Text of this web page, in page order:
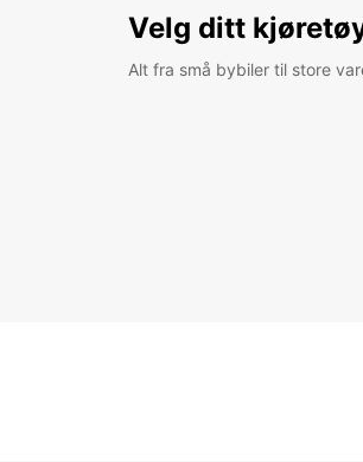
Velg ditt
Alt fra små bybiler til store